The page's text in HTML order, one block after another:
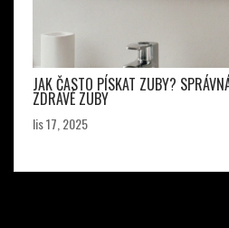
JAK ČASTO PÍSKAT ZUBY?
ZDRAVÉ ZUBY
lis 17, 2025